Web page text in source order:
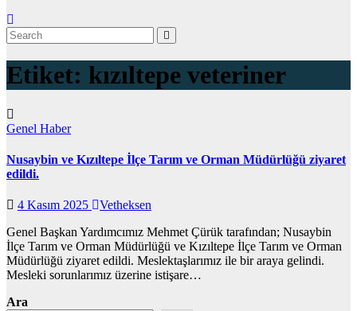
Etiket: kızıltepe veteriner
Genel Haber
Nusaybin ve Kızıltepe İlçe Tarım ve Orman Müdürlüğü ziyaret
edildi.
4 Kasım 2025
Vetheksen
Genel Başkan Yardımcımız Mehmet Çürük tarafından; Nusaybin
İlçe Tarım ve Orman Müdürlüğü ve Kızıltepe İlçe Tarım ve Orman
Müdürlüğü ziyaret edildi. Meslektaşlarımız ile bir araya gelindi.
Mesleki sorunlarımız üzerine istişare…
Ara